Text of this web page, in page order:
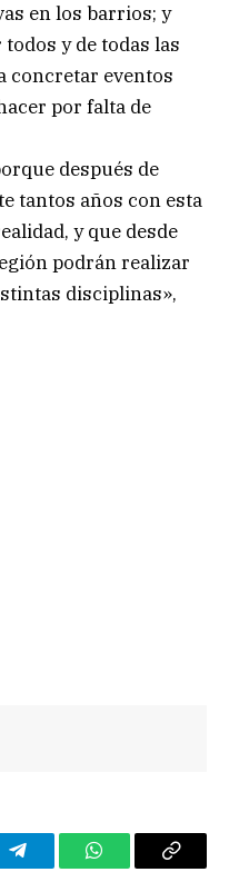
en los barrios; y
y de todas las
concretar eventos
por falta de
después de
tantos años con esta
y que desde
podrán realizar
disciplinas»,
TelegramWhatsAppCopy